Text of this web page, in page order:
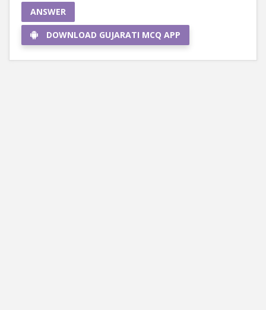
ANSWER
DOWNLOAD GUJARATI MCQ APP